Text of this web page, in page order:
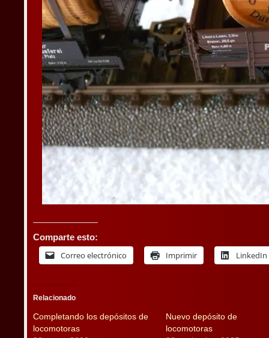
Comparte esto:
Correo electrónico Imprimir LinkedIn
Relacionado
Completando los depósitos de
locomotoras
Nuevo depósito de
locomotoras